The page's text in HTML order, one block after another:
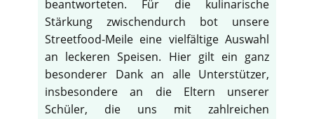
beantworteten. Für die kulinarische
Stärkung zwischendurch bot unsere
Streetfood-Meile eine vielfältige Auswahl
an leckeren Speisen. Hier gilt ein ganz
besonderer Dank an alle Unterstützer,
insbesondere an die Eltern unserer
Schüler, die uns mit zahlreichen